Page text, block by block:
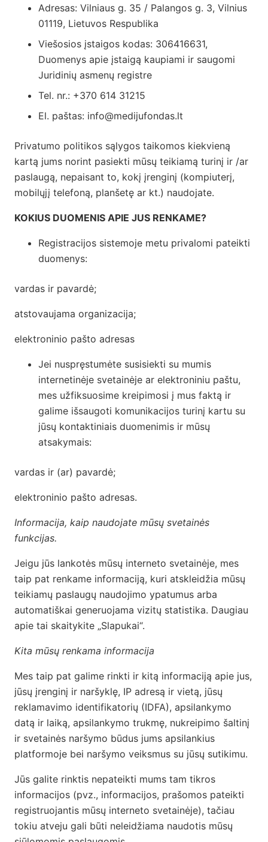
Adresas: Vilniaus g. 35 / Palangos g. 3, Vilnius
01119, Lietuvos Respublika
Viešosios įstaigos kodas: 306416631,
Duomenys apie įstaigą kaupiami ir saugomi
Juridinių asmenų registre
Tel. nr.: +370 614 31215
El. paštas: info@medijufondas.lt
Privatumo politikos sąlygos taikomos kiekvieną
kartą jums norint pasiekti mūsų teikiamą turinį ir /ar
paslaugą, nepaisant to, kokį įrenginį (kompiuterį,
mobilųjį telefoną, planšetę ar kt.) naudojate.
KOKIUS DUOMENIS APIE JUS RENKAME?
Registracijos sistemoje metu privalomi pateikti
duomenys:
vardas ir pavardė;
atstovaujama organizacija;
elektroninio pašto adresas
Jei nuspręstumėte susisiekti su mumis
internetinėje svetainėje ar elektroniniu paštu,
mes užfiksuosime kreipimosi į mus faktą ir
galime išsaugoti komunikacijos turinį kartu su
jūsų kontaktiniais duomenimis ir mūsų
atsakymais:
vardas ir (ar) pavardė;
elektroninio pašto adresas.
Informacija, kaip naudojate mūsų svetainės
funkcijas.
Jeigu jūs lankotės mūsų interneto svetainėje, mes
taip pat renkame informaciją, kuri atskleidžia mūsų
teikiamų paslaugų naudojimo ypatumus arba
automatiškai generuojama vizitų statistika. Daugiau
apie tai skaitykite „Slapukai“.
Kita mūsų renkama informacija
Mes taip pat galime rinkti ir kitą informaciją apie jus,
jūsų įrenginį ir naršyklę, IP adresą ir vietą, jūsų
reklamavimo identifikatorių (IDFA), apsilankymo
datą ir laiką, apsilankymo trukmę, nukreipimo šaltinį
ir svetainės naršymo būdus jums apsilankius
platformoje bei naršymo veiksmus su jūsų sutikimu.
Jūs galite rinktis nepateikti mums tam tikros
informacijos (pvz., informacijos, prašomos pateikti
registruojantis mūsų interneto svetainėje), tačiau
tokiu atveju gali būti neleidžiama naudotis mūsų